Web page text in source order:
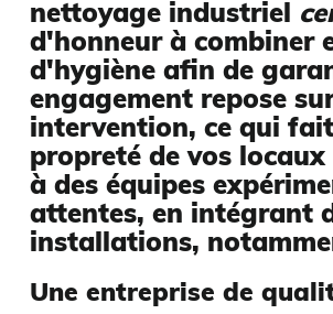
nettoyage industriel
d'honneur à combiner
d'hygiène afin de
engagement repose
intervention, ce qui
propreté de vos
à des équipes
attentes, en intégrant
installations,
Une entreprise de